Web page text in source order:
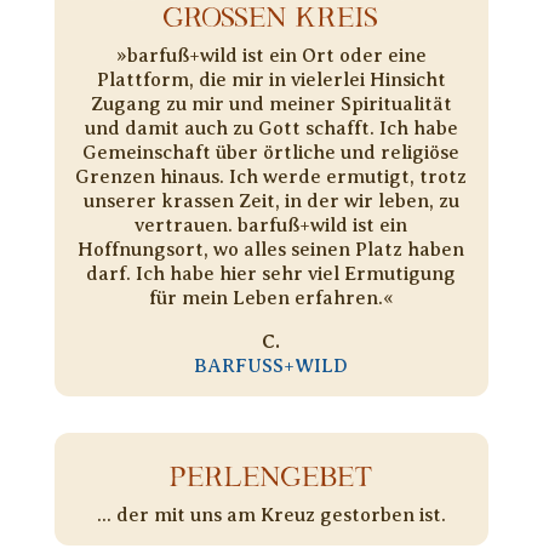
GROSSEN KREIS
»barfuß+wild ist ein Ort oder eine
Plattform, die mir in vielerlei Hinsicht
Zugang zu mir und meiner Spiritualität
und damit auch zu Gott schafft. Ich habe
Gemeinschaft über örtliche und religiöse
Grenzen hinaus. Ich werde ermutigt, trotz
unserer krassen Zeit, in der wir leben, zu
vertrauen. barfuß+wild ist ein
Hoffnungsort, wo alles seinen Platz haben
darf. Ich habe hier sehr viel Ermutigung
für mein Leben erfahren.«
C.
BARFUSS+WILD
PERLENGEBET
... der mit uns am Kreuz gestorben ist.